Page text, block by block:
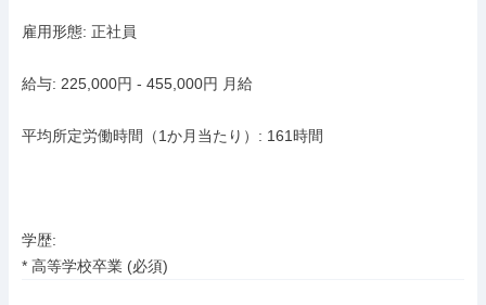
雇用形態: 正社員
給与: 225,000円 - 455,000円 月給
平均所定労働時間（1か月当たり）: 161時間
学歴:
* 高等学校卒業 (必須)